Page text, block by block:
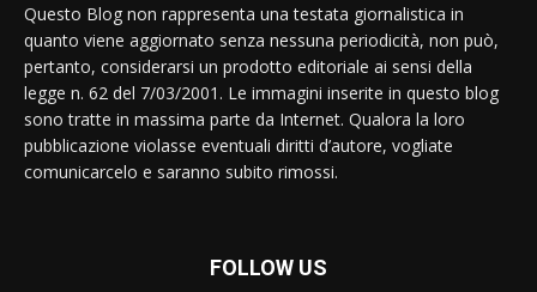
Questo Blog non rappresenta una testata giornalistica in
quanto viene aggiornato senza nessuna periodicità, non può,
pertanto, considerarsi un prodotto editoriale ai sensi della
legge n. 62 del 7/03/2001. Le immagini inserite in questo blog
sono tratte in massima parte da Internet. Qualora la loro
pubblicazione violasse eventuali diritti d’autore, vogliate
comunicarcelo e saranno subito rimossi.
FOLLOW US